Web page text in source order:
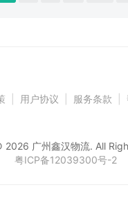
用户协议 服务条款
广州鑫汉物流. All
粤ICP备12039300号-2